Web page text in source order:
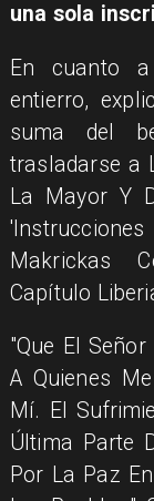
una sola
En cuanto
entierro,
suma del
trasladarse a
La Mayor Y
Makrickas
Capítulo
"Que El
A Quienes
Mí. El
Última Parte
Por La Paz